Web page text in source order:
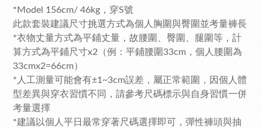
*Model 156cm/ 46kg，穿S號
此款套裝建議尺寸挑選方式為個人胸圍與臀圍並考量褲長
*衣物丈量方式為平鋪丈量，故腰圍、臀圍、腿圍等，計
算方式為平鋪尺寸x2（例：平鋪腰圍33cm，個人腰圍為
33cmx2=66cm）
*人工測量可能會有±1~3cm誤差，屬正常範圍，因個人體
型差異與穿衣習慣不同，請參考尺碼標示與自身習慣一併
考量選擇
*建議以個人平日最常穿著尺碼選擇即可，彈性褲頭與抽